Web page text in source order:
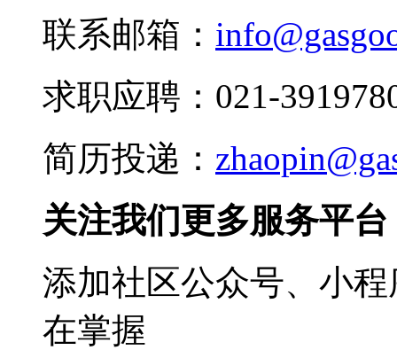
联系邮箱：
求职应聘：021-
简历投递：
关注我们更多服务平台
添加社区公众号、小
在掌握